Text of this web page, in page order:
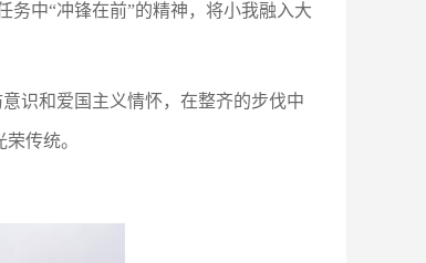
务中“冲锋在前”的精神，将小我融入大
识和爱国主义情怀，在整齐的步伐中
传统。